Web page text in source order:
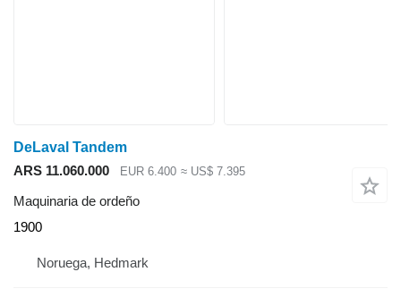
DeLaval Tandem
ARS 11.060.000
EUR 6.400 ≈ US$ 7.395
Maquinaria de ordeño
1900
Noruega, Hedmark